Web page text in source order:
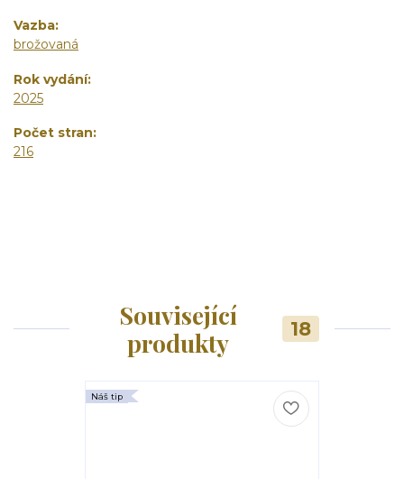
Vazba
brožovaná
Rok vydání
2025
Počet stran
216
Související
produkty
18
Náš tip